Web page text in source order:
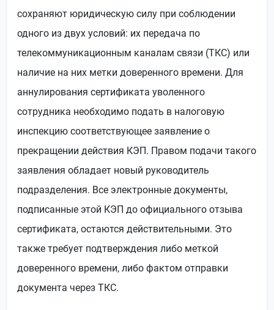
сохраняют юридическую силу при соблюдении
одного из двух условий: их передача по
телекоммуникационным каналам связи (ТКС) или
наличие на них метки доверенного времени. Для
аннулирования сертификата уволенного
сотрудника необходимо подать в налоговую
инспекцию соответствующее заявление о
прекращении действия КЭП. Правом подачи такого
заявления обладает новый руководитель
подразделения. Все электронные документы,
подписанные этой КЭП до официального отзыва
сертификата, остаются действительными. Это
также требует подтверждения либо меткой
доверенного времени, либо фактом отправки
документа через ТКС.